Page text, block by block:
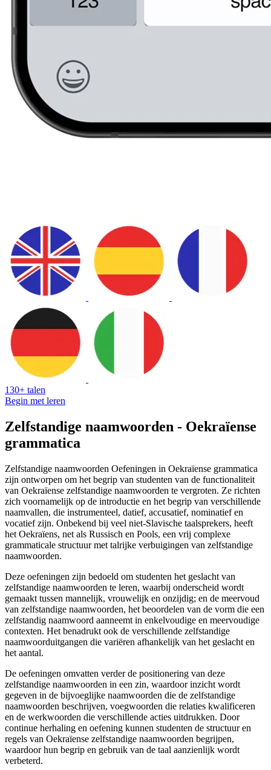
130+ talen
Begin met leren
Zelfstandige naamwoorden - Oekraïense
grammatica
Zelfstandige naamwoorden Oefeningen in Oekraïense grammatica
zijn ontworpen om het begrip van studenten van de functionaliteit
van Oekraïense zelfstandige naamwoorden te vergroten. Ze richten
zich voornamelijk op de introductie en het begrip van verschillende
naamvallen, die instrumenteel, datief, accusatief, nominatief en
vocatief zijn. Onbekend bij veel niet-Slavische taalsprekers, heeft
het Oekraïens, net als Russisch en Pools, een vrij complexe
grammaticale structuur met talrijke verbuigingen van zelfstandige
naamwoorden.
Deze oefeningen zijn bedoeld om studenten het geslacht van
zelfstandige naamwoorden te leren, waarbij onderscheid wordt
gemaakt tussen mannelijk, vrouwelijk en onzijdig; en de meervoud
van zelfstandige naamwoorden, het beoordelen van de vorm die een
zelfstandig naamwoord aanneemt in enkelvoudige en meervoudige
contexten. Het benadrukt ook de verschillende zelfstandige
naamwoorduitgangen die variëren afhankelijk van het geslacht en
het aantal.
De oefeningen omvatten verder de positionering van deze
zelfstandige naamwoorden in een zin, waardoor inzicht wordt
gegeven in de bijvoeglijke naamwoorden die de zelfstandige
naamwoorden beschrijven, voegwoorden die relaties kwalificeren
en de werkwoorden die verschillende acties uitdrukken. Door
continue herhaling en oefening kunnen studenten de structuur en
regels van Oekraïense zelfstandige naamwoorden begrijpen,
waardoor hun begrip en gebruik van de taal aanzienlijk wordt
verbeterd.